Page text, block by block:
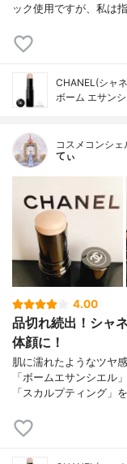
ック使用ですが、私は
CHANEL(シャ
ボーム エサン
コスメコンシェ
てぃ
4.00
品切れ続出！シャ
体顔に！
肌に濡れたようなツヤ
「ボームエサンシエル
「スカルプティング」